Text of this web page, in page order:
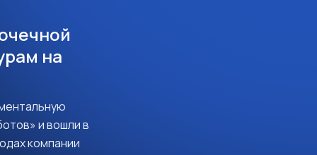
на
и вошли в
компании